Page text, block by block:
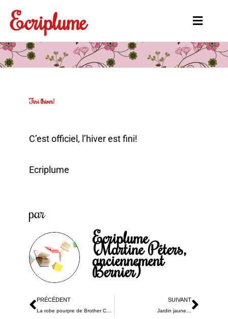
contenu
Ecriplume
Main
Fini l’hiver!
C’est officiel, l’hiver est fini!
Ecriplume
par
Ecriplume
(Martine Péters,
anciennement
Bernier)
Précédent
PRÉCÉDENT SUIVANT
Jardin jaune…